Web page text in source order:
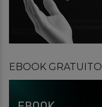
EBOOK GRATUITO